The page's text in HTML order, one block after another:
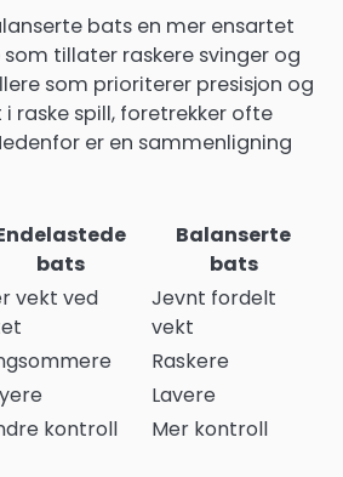
bats en mer ensartet
tillater raskere svinger og
som prioriterer presisjon og
raske spill, foretrekker ofte
er en sammenligning
bats
Balanserte
bats
vekt ved
Jevnt fordelt
vekt
Raskere
Lavere
kontroll Mer kontroll